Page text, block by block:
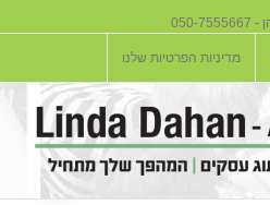
מדיניות הפרטיות שלנו